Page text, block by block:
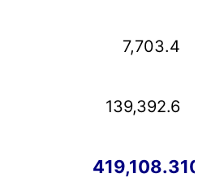
7,703.4
139,392.6
419,108.3